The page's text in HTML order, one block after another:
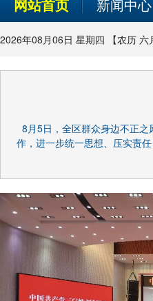
网站首页 新闻中心
2026年08月06日 星期四 【农历 六
8月5日，全区群众身边不正
作，进一步统一思想、压实责